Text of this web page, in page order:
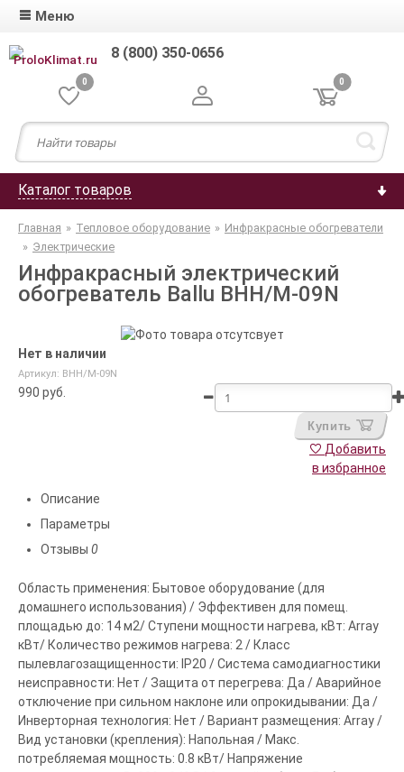
Меню
8 (800) 350-0656
0 0
Каталог товаров
Главная » Тепловое оборудование » Инфракрасные обогреватели
» Электрические
Инфракрасный электрический
обогреватель Ballu BHH/M-09N
Нет в наличии
Артикул: BHH/M-09N
990 руб.
Купить
Добавить
в избранное
Описание
Параметры
Отзывы 0
Область применения: Бытовое оборудование (для
домашнего использования) / Эффективен для помещ.
площадью до: 14 м2/ Ступени мощности нагрева, кВт: Array
кВт/ Количество режимов нагрева: 2 / Класс
пылевлагозащищенности: IP20 / Система самодиагностики
неисправности: Нет / Защита от перегрева: Да / Аварийное
отключение при сильном наклоне или опрокидывании: Да /
Инверторная технология: Нет / Вариант размещения: Array /
Вид установки (крепления): Напольная / Макс.
потребляемая мощность: 0.8 кВт/ Напряжение